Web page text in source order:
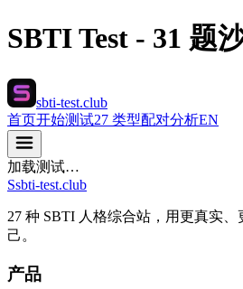
SBTI Test - 31 题
sbti-test.club
首页开始测试27 类型配对分析EN
加载测试…
Ssbti-test.club
27 种 SBTI 人格综合站，用更真实
己。
产品